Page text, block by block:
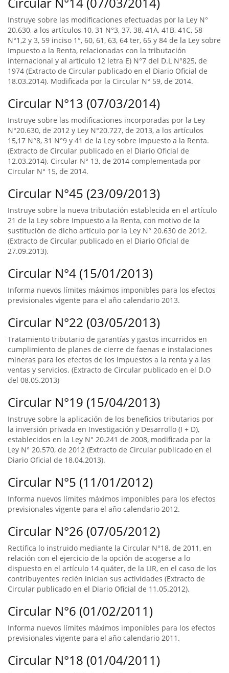
Instruye sobre las modificaciones efectuadas por la Ley N°
20.630, a los artículos 10, 31 N°3, 37, 38, 41A, 41B, 41C, 58
N°1,2 y 3, 59 inciso 1°, 60, 61, 63, 64 ter, 65 y 84 de la Ley sobre
Impuesto a la Renta, relacionadas con la tributación
internacional y al artículo 12 letra E) N°7 del D.L N°825, de
1974 (Extracto de Circular publicado en el Diario Oficial de
18.03.2014). Modificada por la Circular N° 59, de 2014.
Circular N°13 (07/03/2014)
Instruye sobre las modificaciones incorporadas por la Ley
N°20.630, de 2012 y Ley N°20.727, de 2013, a los artículos
15,17 N°8, 31 N°9 y 41 de la Ley sobre Impuesto a la Renta.
(Extracto de Circular publicado en el Diario Oficial de
12.03.2014). Circular N° 13, de 2014 complementada por
Circular N° 15, de 2014.
Circular N°45 (23/09/2013)
Instruye sobre la nueva tributación establecida en el artículo
21 de la Ley sobre Impuesto a la Renta, con motivo de la
sustitución de dicho artículo por la Ley N° 20.630 de 2012.
(Extracto de Circular publicado en el Diario Oficial de
27.09.2013).
Circular N°4 (15/01/2013)
Informa nuevos límites máximos imponibles para los efectos
previsionales vigente para el año calendario 2013.
Circular N°22 (03/05/2013)
Tratamiento tributario de garantías y gastos incurridos en
cumplimiento de planes de cierre de faenas e instalaciones
mineras para los efectos de los impuestos a la renta y a las
ventas y servicios. (Extracto de Circular publicado en el D.O
del 08.05.2013)
Circular N°19 (15/04/2013)
Instruye sobre la aplicación de los beneficios tributarios por
la inversión privada en Investigación y Desarrollo (I + D),
establecidos en la Ley N° 20.241 de 2008, modificada por la
Ley N° 20.570, de 2012 (Extracto de Circular publicado en el
Diario Oficial de 18.04.2013).
Circular N°5 (11/01/2012)
Informa nuevos límites máximos imponibles para los efectos
previsionales vigente para el año calendario 2012.
Circular N°26 (07/05/2012)
Rectifica lo instruido mediante la Circular N°18, de 2011, en
relación con el ejercicio de la opción de acogerse a lo
dispuesto en el artículo 14 quáter, de la LIR, en el caso de los
contribuyentes recién inician sus actividades (Extracto de
Circular publicado en el Diario Oficial de 11.05.2012).
Circular N°6 (01/02/2011)
Informa nuevos límites máximos imponibles para los efectos
previsionales vigente para el año calendario 2011.
Circular N°18 (01/04/2011)